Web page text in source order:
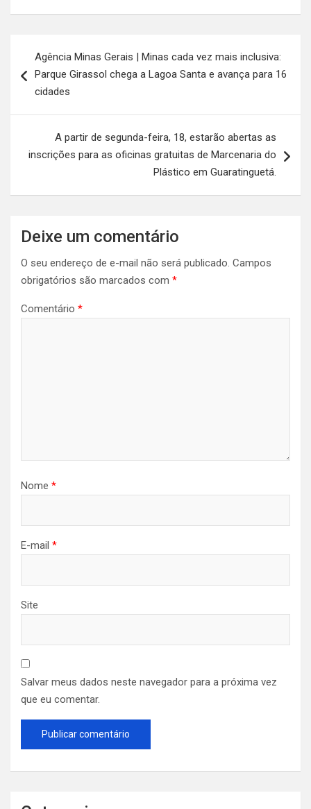
de
Post
Agência Minas Gerais | Minas cada vez mais inclusiva:
Parque Girassol chega a Lagoa Santa e avança para 16
cidades
A partir de segunda-feira, 18, estarão abertas as
inscrições para as oficinas gratuitas de Marcenaria do
Plástico em Guaratinguetá.
Deixe um comentário
O seu endereço de e-mail não será publicado. Campos
obrigatórios são marcados com *
Comentário *
Nome *
E-mail *
Site
Salvar meus dados neste navegador para a próxima vez
que eu comentar.